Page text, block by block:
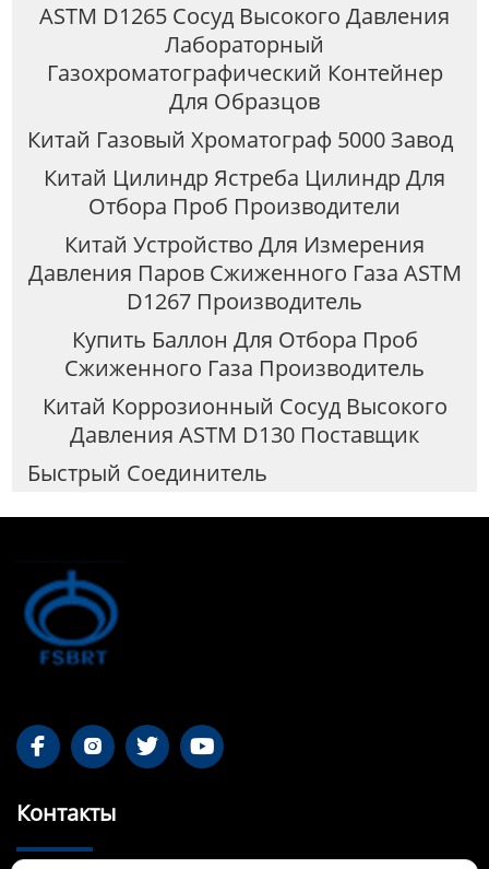
ASTM D1265 Сосуд Высокого Давления
Лабораторный
Газохроматографический Контейнер
Для Образцов
Китай Газовый Хроматограф 5000 Завод
Китай Цилиндр Ястреба Цилиндр Для
Отбора Проб Производители
Китай Устройство Для Измерения
Давления Паров Сжиженного Газа ASTM
D1267 Производитель
Купить Баллон Для Отбора Проб
Сжиженного Газа Производитель
Китай Коррозионный Сосуд Высокого
Давления ASTM D130 Поставщик
Быстрый Соединитель
   
Контакты